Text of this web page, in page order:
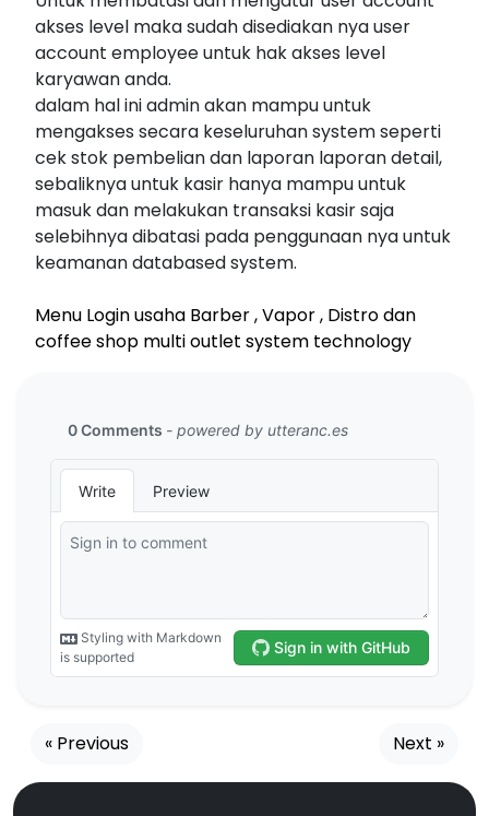
akses level maka sudah disediakan nya user
account employee untuk hak akses level
karyawan anda.
dalam hal ini admin akan mampu untuk
mengakses secara keseluruhan system seperti
cek stok pembelian dan laporan laporan detail,
sebaliknya untuk kasir hanya mampu untuk
masuk dan melakukan transaksi kasir saja
selebihnya dibatasi pada penggunaan nya untuk
keamanan databased system.
Menu Login usaha Barber , Vapor , Distro dan
coffee shop multi outlet system technology
« Previous Next »